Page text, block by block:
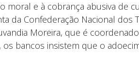
moral e à cobrança abusiva de
da Confederação Nacional dos
Moreira, que é
os bancos insistem que o